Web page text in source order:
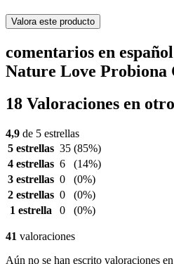
Valora este producto
comentarios en
Nature Love Probiona
18 Valoraciones en
4,9 de 5 estrellas
5 estrellas 35 (85%)
4 estrellas 6
(14%)
3 estrellas 0
(0%)
2 estrellas 0
(0%)
1 estrella
0 (0%)
41 valoraciones
Aún no se han escrito valoraciones